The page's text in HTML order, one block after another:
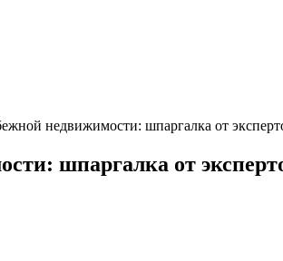
недвижимости: шпаргалка от
шпаргалка от